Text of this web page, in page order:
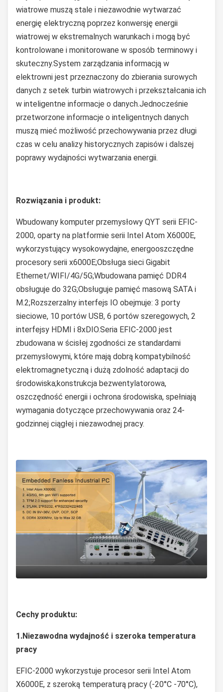
wiatrowe muszą stale i niezawodnie wytwarzać
energię elektryczną poprzez konwersję energii
wiatrowej w ekstremalnych warunkach i mogą być
kontrolowane i monitorowane w sposób terminowy i
skuteczny.System zarządzania informacją w
elektrowni jest przeznaczony do zbierania surowych
danych z setek turbin wiatrowych i przekształcania ich
w inteligentne informacje o danych.Jednocześnie
przetworzone informacje o inteligentnych danych
muszą mieć możliwość przechowywania przez długi
czas w celu analizy historycznych zapisów i dalszej
poprawy wydajności wytwarzania energii.
Rozwiązania i produkt:
Wbudowany komputer przemysłowy QYT serii EFIC-
2000, oparty na platformie serii Intel Atom X6000E,
wykorzystujący wysokowydajne, energooszczędne
procesory serii x6000E;Obsługa sieci Gigabit
Ethernet/WIFI/4G/5G;Wbudowana pamięć DDR4
obsługuje do 32G;Obsługuje pamięć masową SATA i
M.2;Rozszerzalny interfejs IO obejmuje: 3 porty
sieciowe, 10 portów USB, 6 portów szeregowych, 2
interfejsy HDMI i 8xDIO.Seria EFIC-2000 jest
zbudowana w ścisłej zgodności ze standardami
przemysłowymi, które mają dobrą kompatybilność
elektromagnetyczną i dużą zdolność adaptacji do
środowiska;konstrukcja bezwentylatorowa,
oszczędność energii i ochrona środowiska, spełniają
wymagania dotyczące przechowywania oraz 24-
godzinnej ciągłej i niezawodnej pracy.
Cechy produktu:
1.Niezawodna wydajność i szeroka temperatura
pracy
EFIC-2000 wykorzystuje procesor serii Intel Atom
X6000E, z szeroką temperaturą pracy (-20°C -70°C),